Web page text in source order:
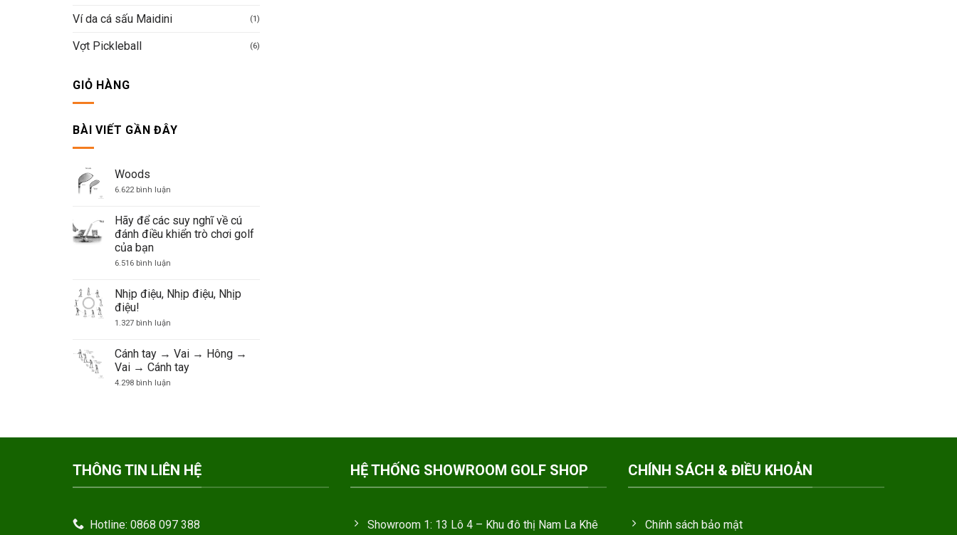
Ví da cá sấu Maidini (1)
Vợt Pickleball (6)
GIỎ HÀNG
BÀI VIẾT GẦN ĐÂY
Woods
6.622 bình luận
Hãy để các suy nghĩ về cú
đánh điều khiển trò chơi golf
của bạn
6.516 bình luận
các
suy
khiển
trò
chơi
Nhịp điệu, Nhịp điệu, Nhịp
điệu!
1.327 bình luận
Nhịp
điệu,
Nhịp
Cánh tay → Vai → Hông →
Vai → Cánh tay
4.298 bình luận
Hông
→
Cánh
THÔNG TIN LIÊN HỆ
Hotline: 0868 097 388
HỆ THỐNG SHOWROOM GOLF SHOP
Showroom 1: 13 Lô 4 – Khu đô thị Nam La Khê
CHÍNH SÁCH & ĐIỀU KHOẢN
Chính sách bảo mật